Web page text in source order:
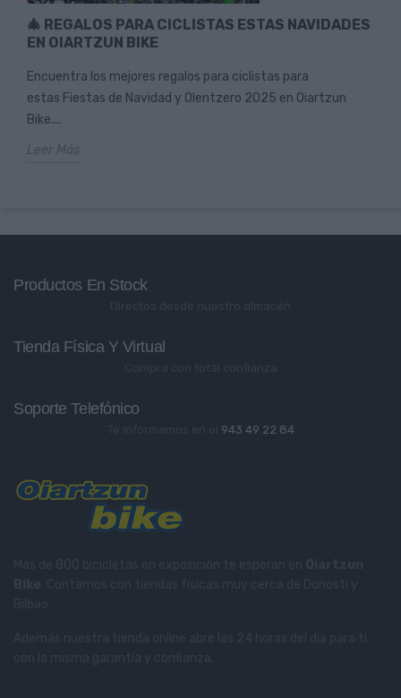
🎄 REGALOS PARA CICLISTAS ESTAS NAVIDADES
EN OIARTZUN BIKE
Encuentra los mejores regalos para ciclistas para
estas Fiestas de Navidad y Olentzero 2025 en Oiartzun
Bike....
Leer Más
Productos En Stock
Tienda Física Y Virtual
Soporte Telefónico
943 49 22 84